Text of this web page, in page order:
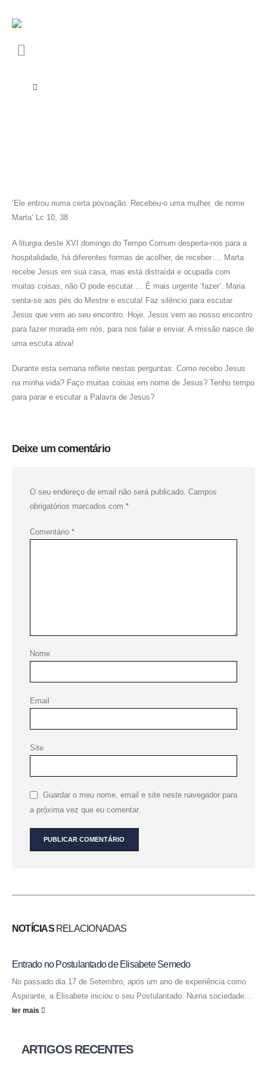
‘Ele entrou numa certa povoação. Recebeu-o uma mulher, de nome
Marta’ Lc 10, 38
A liturgia deste XVI domingo do Tempo Comum desperta-nos para a
hospitalidade, há diferentes formas de acolher, de receber…. Marta
recebe Jesus em sua casa, mas está distraída e ocupada com
muitas coisas, não O pode escutar…. É mais urgente ‘fazer’. Maria
senta-se aos pés do Mestre e escuta! Faz silêncio para escutar
Jesus que vem ao seu encontro. Hoje, Jesus vem ao nosso encontro
para fazer morada em nós, para nos falar e enviar. A missão nasce de
uma escuta ativa!
Durante esta semana reflete nestas perguntas: Como recebo Jesus
na minha vida? Faço muitas coisas em nome de Jesus? Tenho tempo
para parar e escutar a Palavra de Jesus?
Deixe um comentário
O seu endereço de email não será publicado. Campos
obrigatórios marcados com *
Comentário *
Nome
Email
Site
Guardar o meu nome, email e site neste navegador para
a próxima vez que eu comentar.
NOTÍCIASRELACIONADAS
Entrado no Postulantado de Elisabete Semedo
No passado dia 17 de Setembro, após um ano de experiência como
Aspirante, a Elisabete iniciou o seu Postulantado. Numa sociedade...
ler mais
ARTIGOS RECENTES